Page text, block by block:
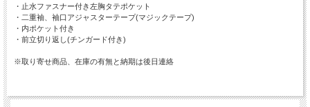
・止水ファスナー付き左胸タテポケット
・二重袖、袖口アジャスターテープ(マジックテープ)
・内ポケット付き
・前立切り返し(チンガード付き)
※取り寄せ商品、在庫の有無と納期は後日連絡